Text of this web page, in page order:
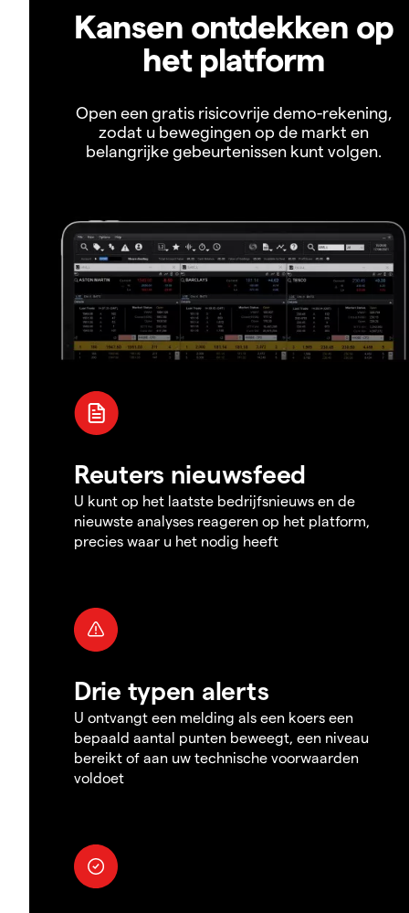
Kansen ontdekken op
het platform
Open een gratis risicovrije demo-rekening,
zodat u bewegingen op de markt en
belangrijke gebeurtenissen kunt volgen.
Reuters nieuwsfeed
U kunt op het laatste bedrijfsnieuws en de
nieuwste analyses reageren op het platform,
precies waar u het nodig heeft
Drie typen alerts
U ontvangt een melding als een koers een
bepaald aantal punten beweegt, een niveau
bereikt of aan uw technische voorwaarden
voldoet